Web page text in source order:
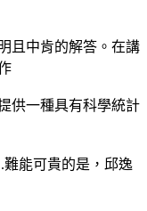
且中肯的解答。在講
供一種具有科學統計
能可貴的是，邱逸